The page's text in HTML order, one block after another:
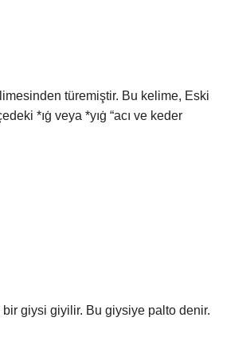
türemiştir. Bu kelime, Eski
*ıġ veya *yıġ “acı ve keder
giysi giyilir. Bu giysiye palto denir.